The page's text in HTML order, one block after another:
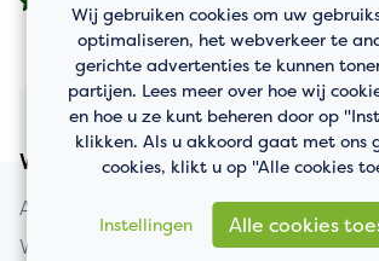
Woningaanbod
Appartement kopen
Woning kopen
Wij gebruiken cookies om uw
optimaliseren, het webverkeer te
gerichte advertenties te kunnen
partijen. Lees meer over hoe wij
en hoe u ze kunt beheren door op
klikken. Als u akkoord gaat met ons
cookies, klikt u op "Alle cookies
Instellingen Alle cookies